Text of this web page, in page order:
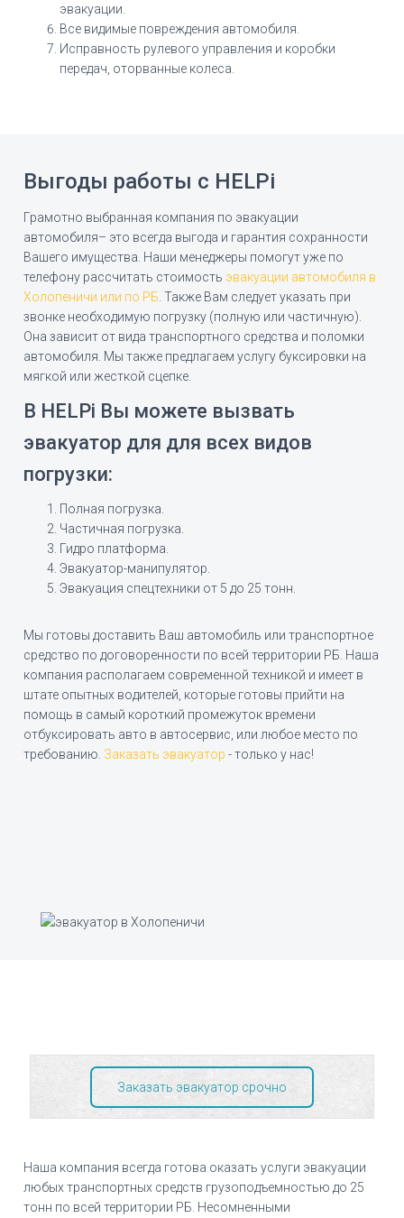
эвакуации.
Все видимые повреждения автомобиля.
Исправность рулевого управления и коробки
передач, оторванные колеса.
Выгоды работы с HELPi
Грамотно выбранная компания по эвакуации
автомобиля– это всегда выгода и гарантия сохранности
Вашего имущества. Наши менеджеры помогут уже по
телефону рассчитать стоимость эвакуации автомобиля в
Холопеничи или по РБ . Также Вам следует указать при
звонке необходимую погрузку (полную или частичную).
Она зависит от вида транспортного средства и поломки
автомобиля. Мы также предлагаем услугу буксировки на
мягкой или жесткой сцепке.
В HELPi Вы можете вызвать
эвакуатор для для всех видов
погрузки:
Полная погрузка.
Частичная погрузка.
Гидро платформа.
Эвакуатор-манипулятор.
Эвакуация спецтехники от 5 до 25 тонн.
Мы готовы доставить Ваш автомобиль или транспортное
средство по договоренности по всей территории РБ. Наша
компания располагаем современной техникой и имеет в
штате опытных водителей, которые готовы прийти на
помощь в самый короткий промежуток времени
отбуксировать авто в автосервис, или любое место по
требованию. Заказать эвакуатор - только у нас!
Заказать эвакуатор срочно
Наша компания всегда готова оказать услуги эвакуации
любых транспортных средств грузоподъемностью до 25
тонн по всей территории РБ. Несомненными